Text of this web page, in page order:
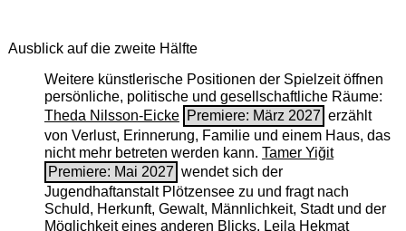
Ausblick auf die zweite Hälfte
Weitere künstlerische Positionen der Spielzeit öffnen
persönliche, politische und gesellschaftliche Räume:
Theda Nilsson-Eicke Premiere: März 2027 erzählt
von Verlust, Erinnerung, Familie und einem Haus, das
nicht mehr betreten werden kann. Tamer Yiğit
Premiere: Mai 2027 wendet sich der
Jugendhaftanstalt Plötzensee zu und fragt nach
Schuld, Herkunft, Gewalt, Männlichkeit, Stadt und der
Möglichkeit eines anderen Blicks. Leila Hekmat